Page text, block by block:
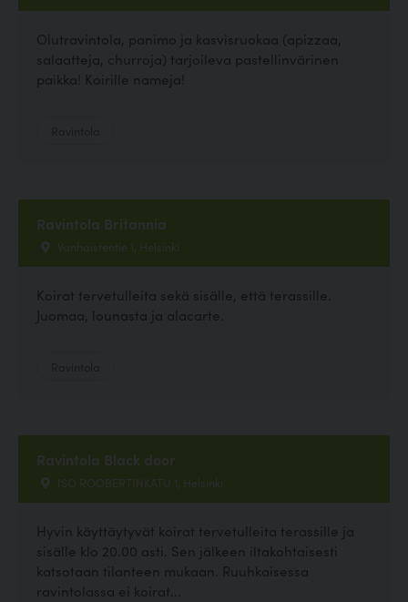
Olutravintola, panimo ja kasvisruokaa (apizzaa,
salaatteja, churroja) tarjoileva pastellinvärinen
paikka! Koirille nameja!
Ravintola Britannia
Vanhaistentie 1, Helsinki
Koirat tervetulleita sekä sisälle, että terassille.
Juomaa, lounasta ja alacarte.
Ravintola Black door
ISO ROOBERTINKATU 1, Helsinki
Hyvin käyttäytyvät koirat tervetulleita terassille ja
sisälle klo 20.00 asti. Sen jälkeen iltakohtaisesti
katsotaan tilanteen mukaan. Ruuhkaisessa
ravintolassa ei koirat...